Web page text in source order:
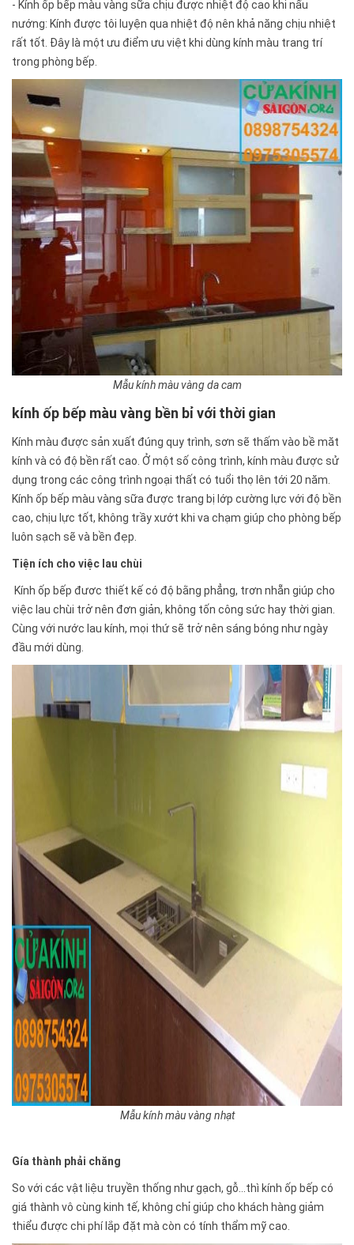
- Kính ốp bếp màu vàng sữa chịu được nhiệt độ cao khi nấu
nướng: Kính được tôi luyện qua nhiệt độ nên khả năng chịu nhiệt
rất tốt. Đây là một ưu điểm ưu việt khi dùng kính màu trang trí
trong phòng bếp.
Mẫu kính màu vàng da cam
kính ốp bếp màu vàng bền bỉ với thời gian
Kính màu được sản xuất đúng quy trình, sơn sẽ thấm vào bề măt
kính và có độ bền rất cao. Ở một số công trình, kính màu được sử
dụng trong các công trình ngoại thất có tuổi thọ lên tới 20 năm.
Kính ốp bếp màu vàng sữa được trang bị lớp cường lực với độ bền
cao, chịu lực tốt, không trầy xướt khi va chạm giúp cho phòng bếp
luôn sạch sẽ và bền đẹp.
Tiện ích cho việc lau chùi
Kính ốp bếp đươc thiết kế có độ bằng phẳng, trơn nhẵn giúp cho
việc lau chùi trở nên đơn giản, không tốn công sức hay thời gian.
Cùng với nước lau kính, mọi thứ sẽ trở nên sáng bóng như ngày
đầu mới dùng.
Mẫu kính màu vàng nhạt
Gía thành phải chăng
So với các vật liệu truyền thống như gạch, gỗ…thì kính ốp bếp có
giá thành vô cùng kinh tế, không chỉ giúp cho khách hàng giảm
thiểu được chi phí lắp đặt mà còn có tính thẩm mỹ cao.